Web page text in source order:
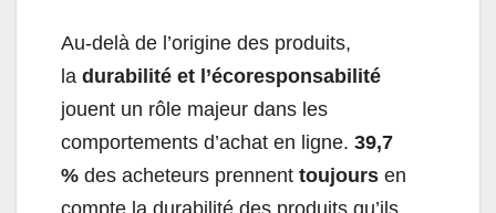
Au-delà de l’origine des produits,
la durabilité et l’écoresponsabilité
jouent un rôle majeur dans les
comportements d’achat en ligne. 39,7
% des acheteurs prennent toujours en
compte la durabilité des produits qu’ils